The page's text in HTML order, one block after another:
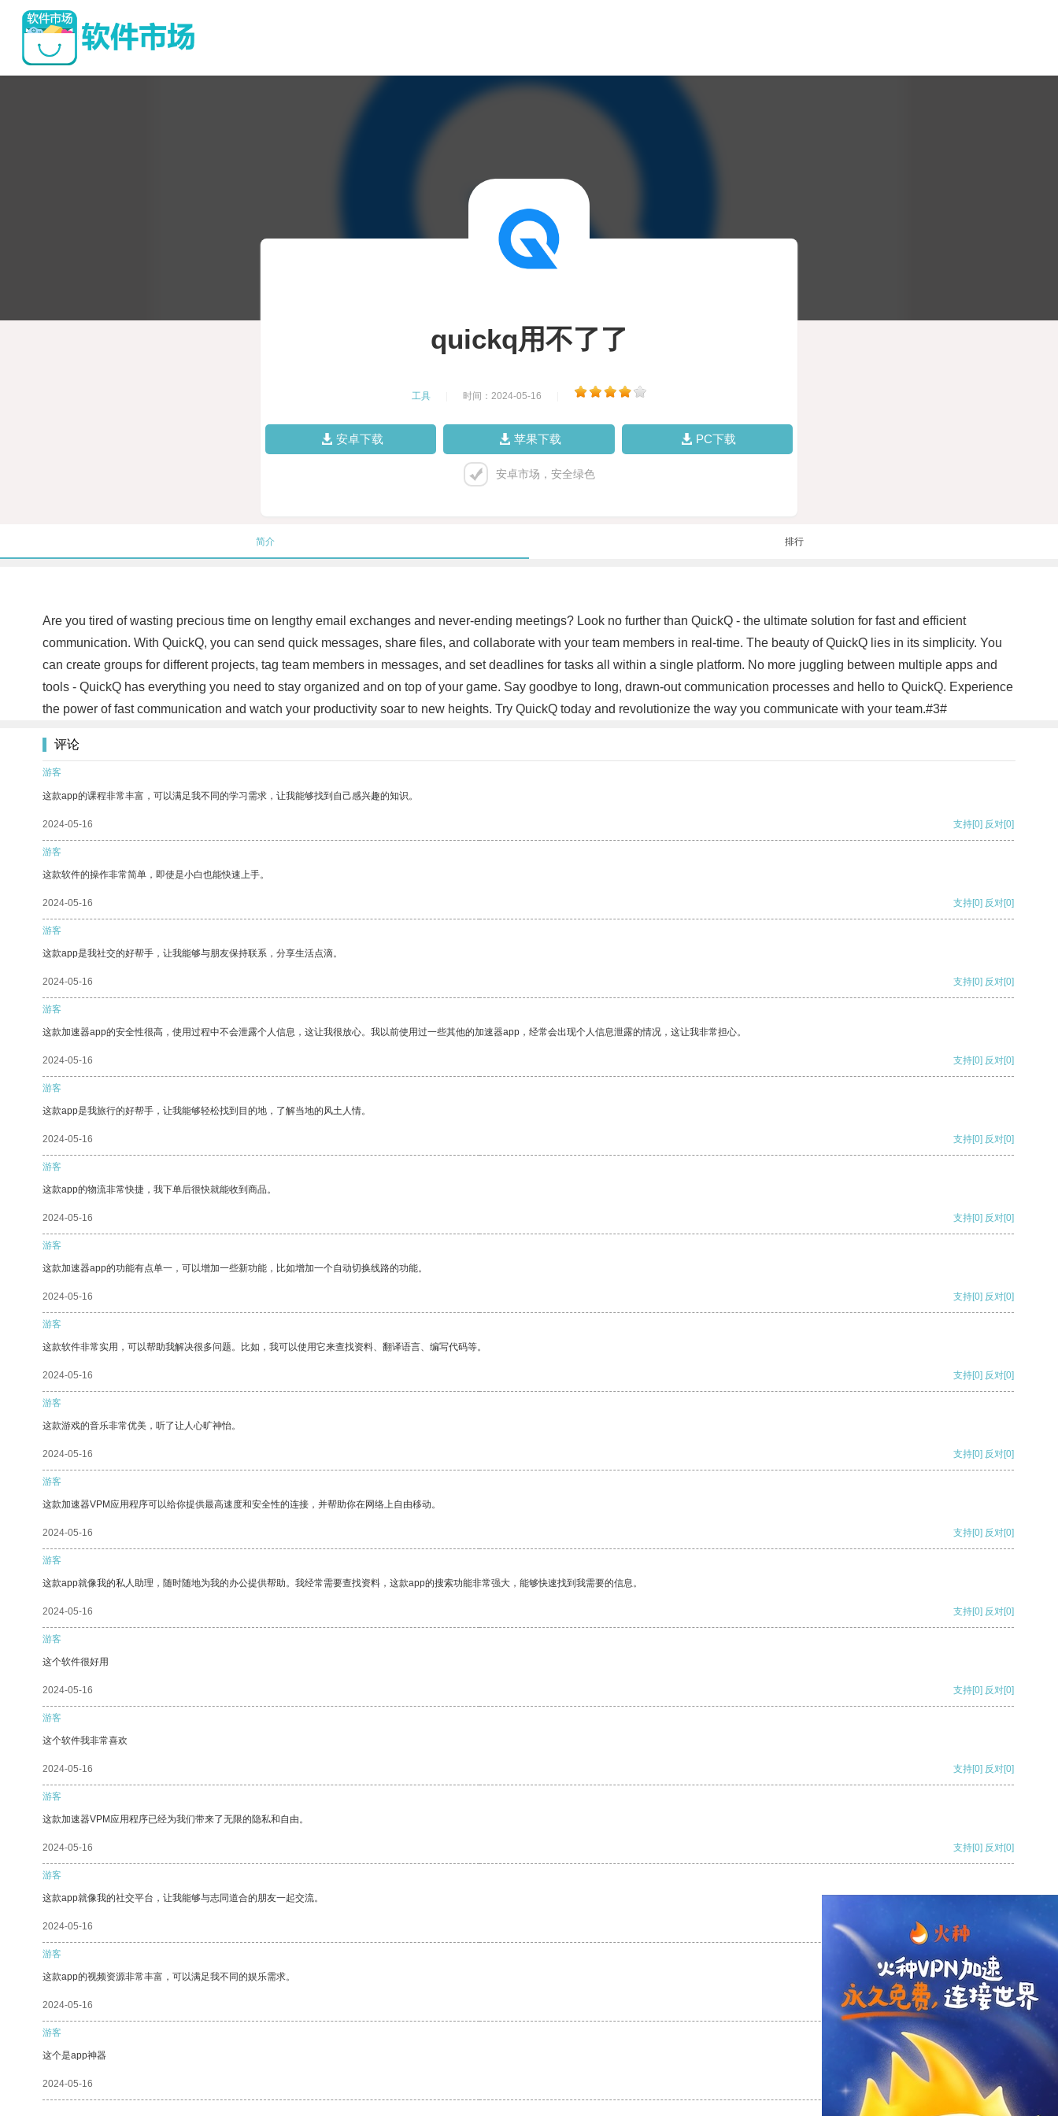
quickq用不了了
工具 时间：2024-05-16
安卓下载 苹果下载 PC下载
安卓市场，安全绿色
简介 排行
Are you tired of wasting precious time on lengthy email exchanges and never-ending meetings? Look no further than QuickQ - the ultimate solution for fast and efficient
communication. With QuickQ, you can send quick messages, share files, and collaborate with your team members in real-time. The beauty of QuickQ lies in its simplicity. You
can create groups for different projects, tag team members in messages, and set deadlines for tasks all within a single platform. No more juggling between multiple apps and
tools - QuickQ has everything you need to stay organized and on top of your game. Say goodbye to long, drawn-out communication processes and hello to QuickQ. Experience
the power of fast communication and watch your productivity soar to new heights. Try QuickQ today and revolutionize the way you communicate with your team.#3#
评论
游客
这款app的课程非常丰富，可以满足我不同的学习需求，让我能够找到自己感兴趣的知识。
2024-05-16 支持[0] 反对[0]
游客
这款软件的操作非常简单，即使是小白也能快速上手。
2024-05-16 支持[0] 反对[0]
游客
这款app是我社交的好帮手，让我能够与朋友保持联系，分享生活点滴。
2024-05-16 支持[0] 反对[0]
游客
这款加速器app的安全性很高，使用过程中不会泄露个人信息，这让我很放心。我以前使用过一些其他的加速器app，经常会出现个人信息泄露的情况，这让我非常担心。
2024-05-16 支持[0] 反对[0]
游客
这款app是我旅行的好帮手，让我能够轻松找到目的地，了解当地的风土人情。
2024-05-16 支持[0] 反对[0]
游客
这款app的物流非常快捷，我下单后很快就能收到商品。
2024-05-16 支持[0] 反对[0]
游客
这款加速器app的功能有点单一，可以增加一些新功能，比如增加一个自动切换线路的功能。
2024-05-16 支持[0] 反对[0]
游客
这款软件非常实用，可以帮助我解决很多问题。比如，我可以使用它来查找资料、翻译语言、编写代码等。
2024-05-16 支持[0] 反对[0]
游客
这款游戏的音乐非常优美，听了让人心旷神怡。
2024-05-16 支持[0] 反对[0]
游客
这款加速器VPM应用程序可以给你提供最高速度和安全性的连接，并帮助你在网络上自由移动。
2024-05-16 支持[0] 反对[0]
游客
这款app就像我的私人助理，随时随地为我的办公提供帮助。我经常需要查找资料，这款app的搜索功能非常强大，能够快速找到我需要的信息。
2024-05-16 支持[0] 反对[0]
游客
这个软件很好用
2024-05-16 支持[0] 反对[0]
游客
这个软件我非常喜欢
2024-05-16 支持[0] 反对[0]
游客
这款加速器VPM应用程序已经为我们带来了无限的隐私和自由。
2024-05-16 支持[0] 反对[0]
游客
这款app就像我的社交平台，让我能够与志同道合的朋友一起交流。
2024-05-16 支持
游客
这款app的视频资源非常丰富，可以满足我不同的娱乐需求。
2024-05-16 支持[0] 反对[0]
游客
这个是app神器
2024-05-16 支持[0] 反对[0]